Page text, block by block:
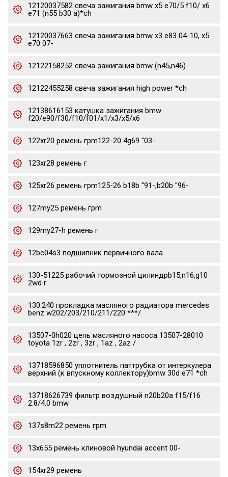
12120037582 свеча зажигания bmw x5 e70/5 f10/ x6
e71 (n55 b30 a)*ch
12120037663 свеча зажигания bmw x3 e83 04-10, x5
e70 07-
12122158252 свеча зажигания bmw (n45,n46)
12122455258 свеча зажигания high power *ch
12138616153 катушка зажигания bmw
f20/e90/f30/f10/f01/x1/x3/x5/x6
122xr20 ремень грm122-20 4g69 "03-
123xr28 ремень г
125xr26 ремень грm125-26 b18b "91-,b20b "96-
127my25 ремень грm
129my27-h ремень г
12bc04s3 подшипник первичного вала
130-51225 рабочий тормозной цилиндрb15,n16,g10
2wd r
130.240 прокладка масляного радиатора mercedes
benz w202/203/210/211/220 ***/
13507-0h020 цепь масляного насоса 13507-28010
toyota 1zr , 2zr , 3zr , 1az , 2az /
13718596850 уплотнитель паттрубка от интеркулера
верхний (к впускному коллектору)bmw 30d e71 *ch
13718626739 фильтр воздушный n20b20a f15/f16
2.8/4.0 bmw
137s8m22 ремень грm
13x655 ремень клиновой hyundai accent 00-
154xr29 ремень